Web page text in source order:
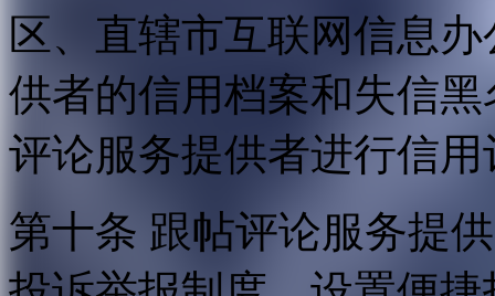
区、直辖市互联网信息
供者的信用档案和失信
评论服务提供者进行信用
第十条 跟帖评论服务提